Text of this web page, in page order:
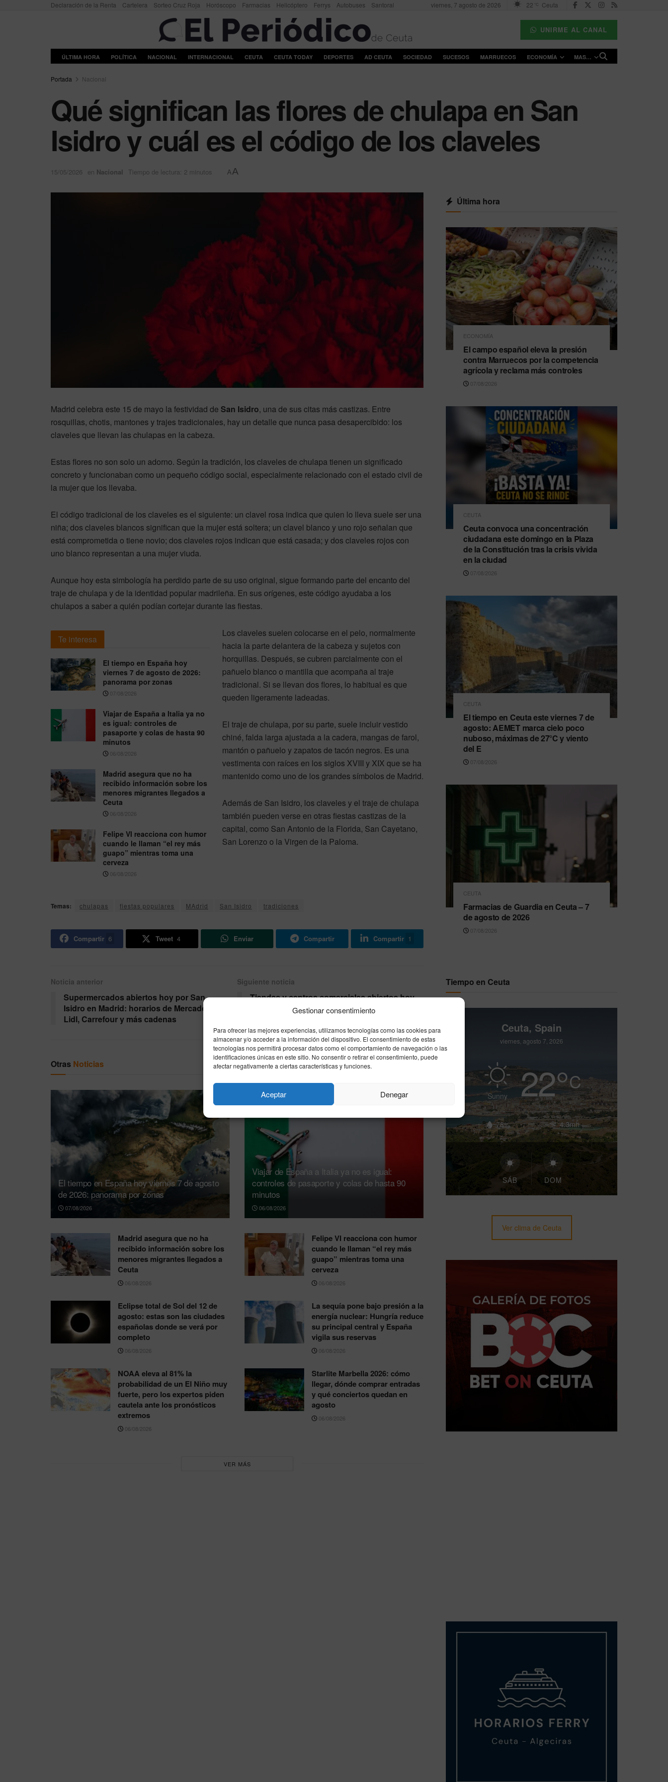
Gestionar consentimiento
Para ofrecer las mejores experiencias, utilizamos tecnologías como las cookies para
almacenar y/o acceder a la información del dispositivo. El consentimiento de estas
tecnologías nos permitirá procesar datos como el comportamiento de navegación o las
identificaciones únicas en este sitio. No consentir o retirar el consentimiento, puede
afectar negativamente a ciertas características y funciones.
Aceptar Denegar
Declaración de la Renta Cartelera Sorteo Cruz Roja Horóscopo Farmacias Helicóptero Ferrys Autobuses Santoral viernes, 7 agosto de 2026 22 °C Ceuta
UNIRME AL CANAL
ÚLTIMA HORA POLÍTICA NACIONAL INTERNACIONAL CEUTA CEUTA TODAY DEPORTES AD CEUTA SOCIEDAD SUCESOS MARRUECOS ECONOMÍA MAS…
Portada Nacional
Qué significan las flores de chulapa en San
Isidro y cuál es el código de los claveles
15/05/2026 en Nacional Tiempo de lectura: 2 minutos AA
Madrid celebra este 15 de mayo la festividad de San Isidro, una de sus citas más castizas. Entre
rosquillas, chotis, mantones y trajes tradicionales, hay un detalle que nunca pasa desapercibido: los
claveles que llevan las chulapas en la cabeza.
Estas flores no son solo un adorno. Según la tradición, los claveles de chulapa tienen un significado
concreto y funcionaban como un pequeño código social, especialmente relacionado con el estado civil de
la mujer que los llevaba.
El código tradicional de los claveles es el siguiente: un clavel rosa indica que quien lo lleva suele ser una
niña; dos claveles blancos significan que la mujer está soltera; un clavel blanco y uno rojo señalan que
está comprometida o tiene novio; dos claveles rojos indican que está casada; y dos claveles rojos con
uno blanco representan a una mujer viuda.
Aunque hoy esta simbología ha perdido parte de su uso original, sigue formando parte del encanto del
traje de chulapa y de la identidad popular madrileña. En sus orígenes, este código ayudaba a los
chulapos a saber a quién podían cortejar durante las fiestas.
Te interesa
El tiempo en España hoy
viernes 7 de agosto de 2026:
panorama por zonas
07/08/2026
Viajar de España a Italia ya no
es igual: controles de
pasaporte y colas de hasta 90
minutos
06/08/2026
Madrid asegura que no ha
recibido información sobre los
menores migrantes llegados a
Ceuta
06/08/2026
Felipe VI reacciona con humor
cuando le llaman “el rey más
guapo” mientras toma una
cerveza
06/08/2026
Los claveles suelen colocarse en el pelo, normalmente
hacia la parte delantera de la cabeza y sujetos con
horquillas. Después, se cubren parcialmente con el
pañuelo blanco o mantilla que acompaña al traje
tradicional. Si se llevan dos flores, lo habitual es que
queden ligeramente ladeadas.
El traje de chulapa, por su parte, suele incluir vestido
chiné, falda larga ajustada a la cadera, mangas de farol,
mantón o pañuelo y zapatos de tacón negros. Es una
vestimenta con raíces en los siglos XVIII y XIX que se ha
mantenido como uno de los grandes símbolos de Madrid.
Además de San Isidro, los claveles y el traje de chulapa
también pueden verse en otras fiestas castizas de la
capital, como San Antonio de la Florida, San Cayetano,
San Lorenzo o la Virgen de la Paloma.
Temas: chulapas fiestas populares MAdrid San Isidro tradiciones
Compartir 6 Tweet 4 Enviar Compartir Compartir 1
Noticia anterior
Supermercados abiertos hoy por San
Isidro en Madrid: horarios de Mercadona,
Lidl, Carrefour y más cadenas
Siguiente noticia
Tiendas y centros comerciales abiertos hoy
por San Isidro en Madrid: horarios de Zara,
Otras Noticias
El tiempo en España hoy viernes 7 de agosto
de 2026: panorama por zonas
07/08/2026
Viajar de España a Italia ya no es igual:
controles de pasaporte y colas de hasta 90
minutos
06/08/2026
Madrid asegura que no ha
recibido información sobre los
menores migrantes llegados a
Ceuta
06/08/2026
Felipe VI reacciona con humor
cuando le llaman “el rey más
guapo” mientras toma una
cerveza
06/08/2026
Eclipse total de Sol del 12 de
agosto: estas son las ciudades
españolas donde se verá por
completo
06/08/2026
La sequía pone bajo presión a la
energía nuclear: Hungría reduce
su principal central y España
vigila sus reservas
06/08/2026
NOAA eleva al 81% la
probabilidad de un El Niño muy
fuerte, pero los expertos piden
cautela ante los pronósticos
extremos
06/08/2026
Starlite Marbella 2026: cómo
llegar, dónde comprar entradas
y qué conciertos quedan en
agosto
06/08/2026
VER MÁS
Última hora
ECONOMÍA
El campo español eleva la presión
contra Marruecos por la competencia
agrícola y reclama más controles
07/08/2026
CEUTA
Ceuta convoca una concentración
ciudadana este domingo en la Plaza
de la Constitución tras la crisis vivida
en la ciudad
07/08/2026
CEUTA
El tiempo en Ceuta este viernes 7 de
agosto: AEMET marca cielo poco
nuboso, máximas de 27°C y viento
del E
07/08/2026
CEUTA
Farmacias de Guardia en Ceuta – 7
de agosto de 2026
07/08/2026
Tiempo en Ceuta
Ceuta, Spain
viernes, agosto 7, 2026
Sunny 22°C
78% 4.3mh
SÁB DOM
Ver clima de Ceuta